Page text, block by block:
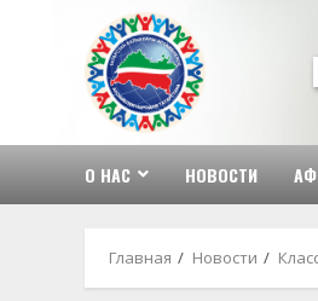
содержимому
О НАС НОВОСТИ
Главная Новости